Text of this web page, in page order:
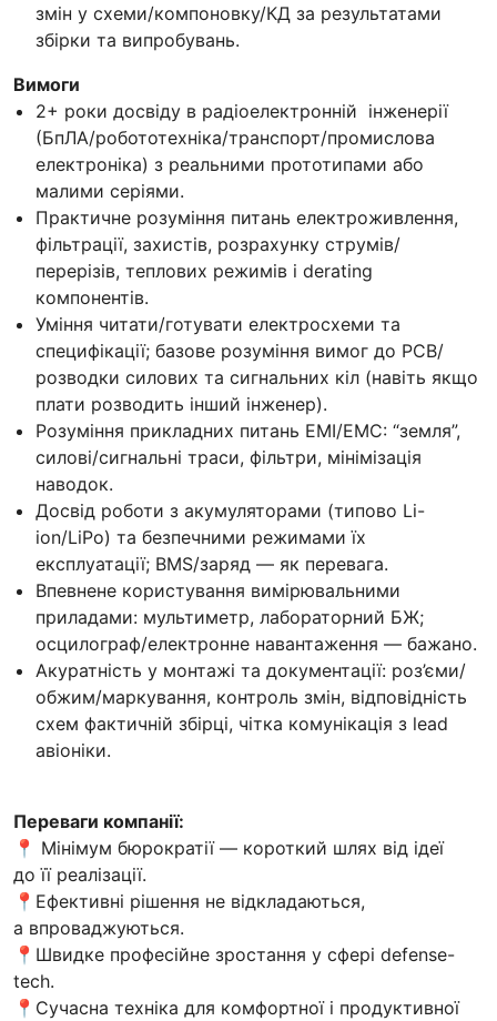
змін у схеми/компоновку/КД за результатами
збірки та випробувань.
Вимоги
2+ роки досвіду в радіоелектронній інженерії
(БпЛА/робототехніка/транспорт/промислова
електроніка) з реальними прототипами або
малими серіями.
Практичне розуміння питань електроживлення,
фільтрації, захистів, розрахунку струмів/
перерізів, теплових режимів і derating
компонентів.
Уміння читати/готувати електросхеми та
специфікації; базове розуміння вимог до PCB/
розводки силових та сигнальних кіл (навіть якщо
плати розводить інший інженер).
Розуміння прикладних питань EMI/EMC: “земля”,
силові/сигнальні траси, фільтри, мінімізація
наводок.
Досвід роботи з акумуляторами (типово Li-
ion/LiPo) та безпечними режимами їх
експлуатації; BMS/заряд — як перевага.
Впевнене користування вимірювальними
приладами: мультиметр, лабораторний БЖ;
осцилограф/електронне навантаження — бажано.
Акуратність у монтажі та документації: роз’єми/
обжим/маркування, контроль змін, відповідність
схем фактичній збірці, чітка комунікація з lead
авіоніки.
Переваги компанії:
📍 Мінімум бюрократії — короткий шлях від ідеї
до її реалізації.
📍Ефективні рішення не відкладаються,
а впроваджуються.
📍Швидке професійне зростання у сфері defense-
tech.
📍Сучасна техніка для комфортної і продуктивної